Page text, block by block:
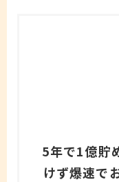
5年で1億貯
けず爆速で